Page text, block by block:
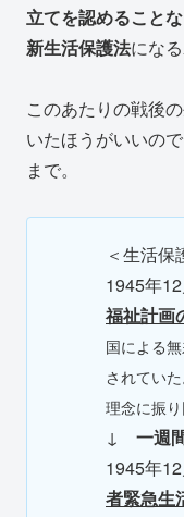
立てを認めること
新生活保護法になる
このあたりの戦後
いたほうがいいの
まで。
＜生活保
1945年
福祉計画
国による
されてい
理念に振
↓ 一週
1945年
者緊急生